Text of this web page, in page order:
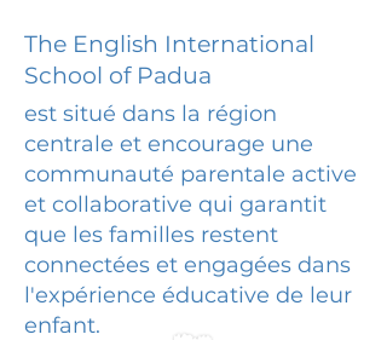
The English International
School of Padua
est situé dans la région
centrale et encourage une
communauté parentale active
et collaborative qui garantit
que les familles restent
connectées et engagées dans
l'expérience éducative de leur
enfant.